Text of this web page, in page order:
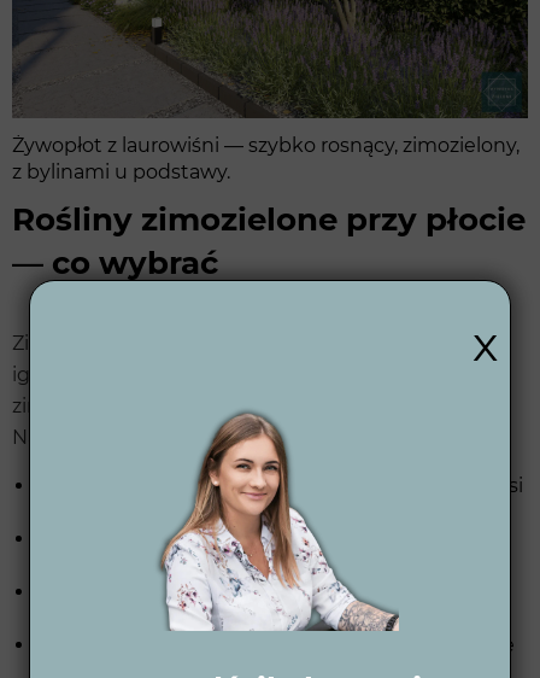
Żywopłot z laurowiśni — szybko rosnący, zimozielony,
z bylinami u podstawy.
Rośliny zimozielone przy płocie
— co wybrać
Zimozielony znaczy, że roślina zachowuje liście lub
igły przez 12 miesięcy. To ważna cecha dla osłony
zimą, kiedy żywopłoty liściaste są przezroczyste.
Najczęstsze zimozielone do żywopłotu:
(Taxus baccata) — uniwersalny, znosi
cień, długowieczny
Tuja Brabant / Szmaragd— klasyk, najszybsza z
zimozielonych iglaków
Świerk serbski(Picea omorika) — wąski pokrój,
odporny na smog
— szybka, gęsta, duże
x